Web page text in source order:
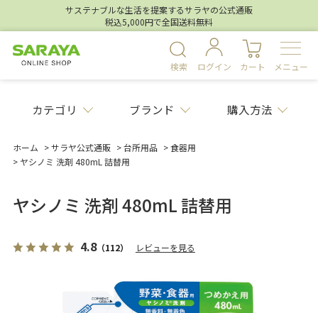
サステナブルな生活を提案するサラヤの公式通販
税込5,000円で全国送料無料
検索 ログイン カート メニュー
カテゴリ ブランド 購入方法
ホーム >サラヤ公式通販 >台所用品 >食器用
> ヤシノミ 洗剤 480mL 詰替用
ヤシノミ 洗剤 480mL 詰替用
4.8（112） レビューを見る